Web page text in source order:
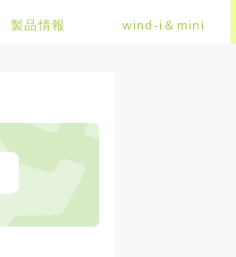
製品情報 wind-i＆mini